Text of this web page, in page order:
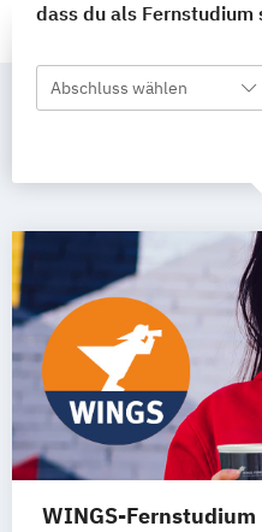
dass du als Fernstudium
Abschluss wählen
WINGS-Fernstudium